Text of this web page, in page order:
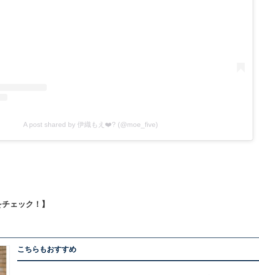
A post shared by 伊織もえ❤️‍? (@moe_five)
ェック！】
こちらもおすすめ